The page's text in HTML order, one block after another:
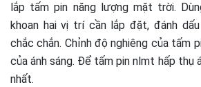
lắp tấm pin năng lượng mặt trời.
khoan hai vị trí cần lắp đặt, đánh
chắc chắn. Chỉnh độ nghiêng của tấm
của ánh sáng. Để tấm pin nlmt hấp thụ
nhất.